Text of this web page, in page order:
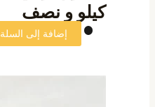
كيلو و نصف
إضافة إلى السلة